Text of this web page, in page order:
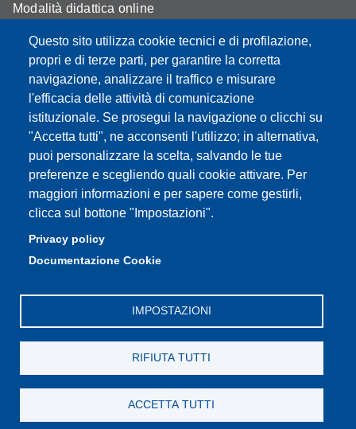
Questo sito utilizza cookie tecnici e di profilazione,
propri e di terze parti, per garantire la corretta
navigazione, analizzare il traffico e misurare
l'efficacia delle attività di comunicazione
istituzionale. Se prosegui la navigazione o clicchi su
"Accetta tutti", ne acconsenti l'utilizzo; in alternativa,
puoi personalizzare la scelta, salvando le tue
preferenze e scegliendo quali cookie attivare. Per
maggiori informazioni e per sapere come gestirli,
clicca sul bottone "Impostazioni".
Privacy policy
Documentazione Cookie
IMPOSTAZIONI
RIFIUTA TUTTI
ACCETTA TUTTI
Modalità didattica online
Segreteria studenti
Assicurazione qualità
Partita IVA: 00427620364
Dipartimento di Educazione e Scienze Umane
Sede: Viale Timavo 93 - 42121 Reggio nell'Emilia
Area Didattica: didattica.desu@unimore.it
Segreteria: segreteria.educazione@unimore.it
Telefono: 0522/523611 (portineria)